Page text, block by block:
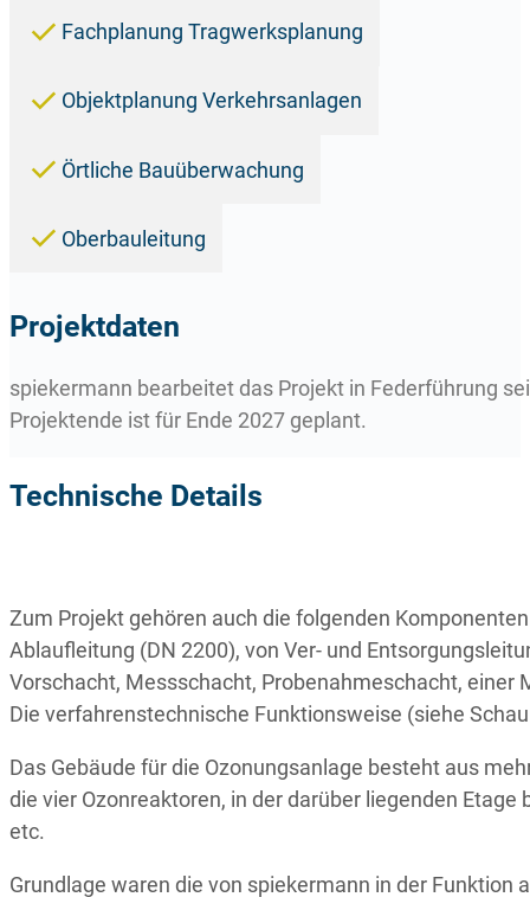
Fachplanung Tragwerksplanung
Objektplanung Verkehrsanlagen
Örtliche Bauüberwachung
Oberbauleitung
Projektdaten
spiekermann bearbeitet das Projekt in Federführung
Projektende ist für Ende 2027 geplant.
Technische Details
Zum Projekt gehören auch die folgenden
Ablaufleitung (DN 2200), von Ver- und
Vorschacht, Messschacht, Probenahmeschacht,
Die verfahrenstechnische Funktionsweise (siehe
Das Gebäude für die Ozonungsanlage besteht aus
die vier Ozonreaktoren, in der darüber liegenden
etc.
Grundlage waren die von spiekermann in der